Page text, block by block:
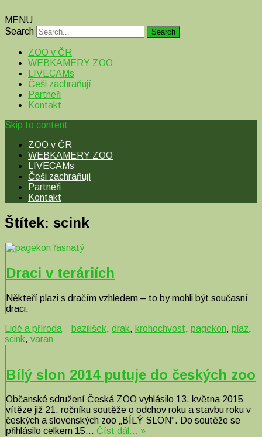
MENU
Search
ZOO v ČR
WEBKAMERY ZOO
LIVECAMs
Češi zachraňují
Partneři
Kontakt
Skip to content
ZOO v ČR
WEBKAMERY ZOO
LIVECAMs
Češi zachraňují
Partneři
Kontakt
Štítek: scink
Draci v teráriích
Někteří plazi s dračím vzhledem – to by mohli být současní
draci.
Lidé a příroda
bazilišek, drak, krohochvost, pagekon, plaz,
scink, varan
Bílý slon 2014 putuje do českých zoo
Občanské sdružení Česká ZOO vyhlásilo 13. května 2015
vítěze již 21. ročníku soutěže o odchov roku a stavbu roku v
českých a slovenských zoo „BÍLÝ SLON“. Do soutěže se
přihlásilo celkem 15… Číst dál… »